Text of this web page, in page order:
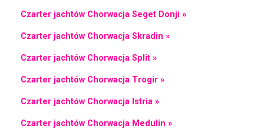
Czarter jachtów Chorwacja Seget Donji »
Czarter jachtów Chorwacja Skradin »
Czarter jachtów Chorwacja Split »
Czarter jachtów Chorwacja Trogir »
Czarter jachtów Chorwacja Istria »
Czarter jachtów Chorwacja Medulin »